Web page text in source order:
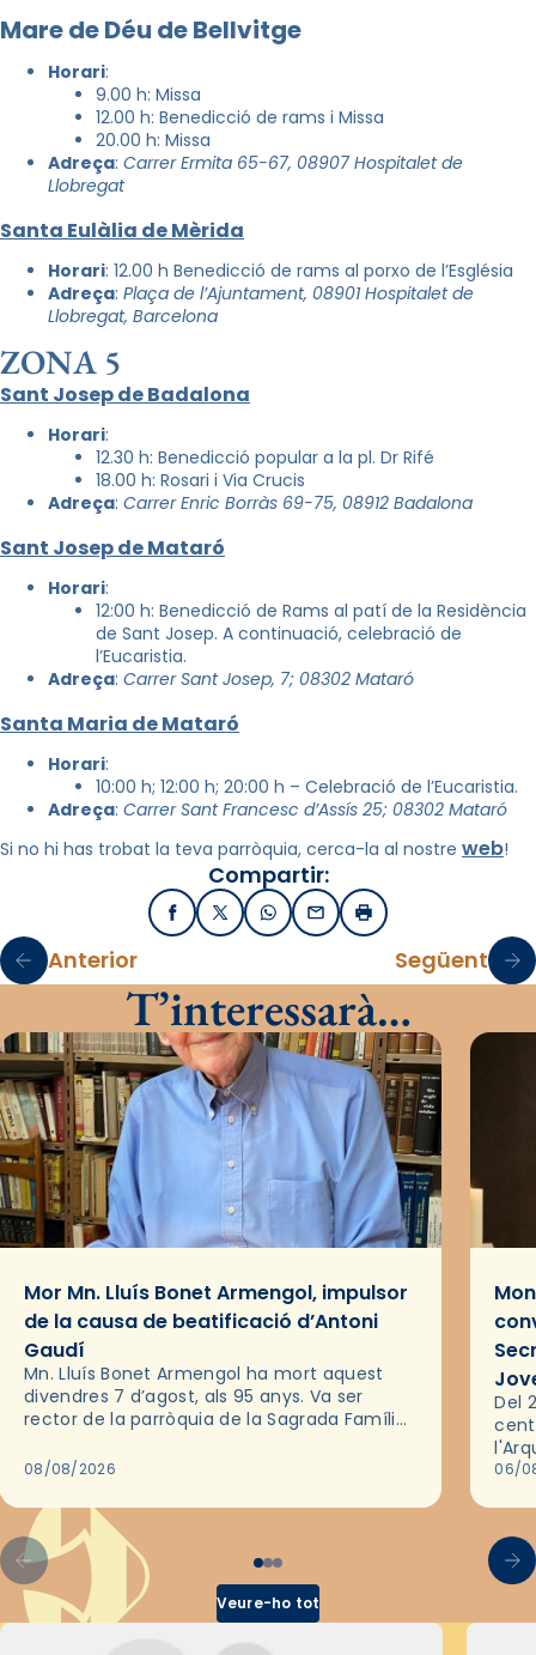
Mare de Déu de Bellvitge
Horari:
9.00 h: Missa
12.00 h: Benedicció de rams i Missa
20.00 h: Missa
Adreça: CarrerErmita 65-67, 08907 Hospitalet de
Llobregat
Santa Eulàlia de Mèrida
Horari: 12.00 h Benedicció de rams al porxo de l’Església
Adreça: Plaça de l’Ajuntament, 08901 Hospitalet de
Llobregat, Barcelona
ZONA 5
Sant Josep de Badalona
Horari:
12.30 h: Benedicció popular a la pl. Dr Rifé
18.00 h: Rosari i Via Crucis
Adreça: CarrerEnric Borràs 69-75, 08912 Badalona
Sant Josep de Mataró
Horari:
12:00 h: Benedicció de Rams al patí de la Residència
de Sant Josep. A continuació, celebració de
l’Eucaristia.
Adreça: Carrer Sant Josep, 7; 08302 Mataró
Santa Maria de Mataró
Horari:
10:00 h; 12:00 h; 20:00 h – Celebració de l’Eucaristia.
Adreça: Carrer Sant Francesc d’Assís 25; 08302 Mataró
Si no hi has trobat la teva parròquia, cerca-la al nostre web!
Compartir:
FacebookX / TwitterWhatsApp
EmailImprimir
Anterior Següent
T’interessarà…
Mor Mn. Lluís Bonet Armengol, impulsor
de la causa de beatificació d’Antoni
Gaudí
Mn. Lluís Bonet Armengol ha mort aquest
divendres 7 d’agost, als 95 anys. Va ser
rector de la parròquia de la Sagrada Família
2018,…
08/08/2026
Del
les
06/
Veure-ho tot